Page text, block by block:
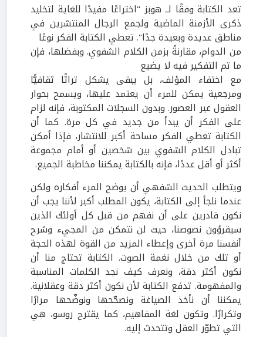
تعد الكتابة وفقًا لــ هوبز "اختراعًا مفيدًا للغاية لتخليد
ذكرى الأزمنة الماضية ولجمع الرجال المنتشرين في
مناطق عديدة وبعيدة جدًا". تعطي الكتابة الفكر نوعًا
من الدوام، مقارنةً بزمن الكلام الشفوي. وبفضلها، فإن
ما تم التفكير فيه لا يضيع
مع اختفاء المؤلف، بل يبقى يشكل تراثًا ثقافيًّا
ومرجعية يمكن للمرء أن يعتمد عليها، ويسمح بحوار
العقول عبر العصور. وبدون السجلات المكتوبة، فإنه لزام
على الفكر أن يبدأ من جديد في كل مرة. كما أن
الكتابة تعطي الفكر مساحة أكبر للانتشار، فإذا أمكن
تبادل الكلام الشفوي بين شخصين أو أمام مجموعة
أكثر أو أقل عددًا، فإنه بالكتابة يمكننا مخاطبة الجميع.
ويتطلب الحديث الشفهي أن يوضح المرء أفكاره ولكن
عندما نلجأ إلى الكتابة، يكون المطلب أكبر لأننا يجب أن
نكون قادرين على أن نفهم من قبل كل أولئك الذين
سيقرؤون نصوصنا، حيث لن نتمكن من المجيء وشرح
أنفسنا مرة أخرى وإعطاء المزيد من القوة لهذه الحجة
أو تلك من خلال نغمة الصوت. الكتابة تحتاج منا أن
نكون أكثر دقة، ونعرف كيف نجد الكلمات المناسبة
والمفهومة. تدفع الكتابة لأن نكون أكثر دقة وعقلانية.
يمكننا أن نأخذ الصياغة ونصحّحها ونوضّحها مرارًا
وتكرارًا. وتكون لغة المفاهيم، كما يقترح روسو، هي
التي تطوّر العقل وتتحدث إليه.